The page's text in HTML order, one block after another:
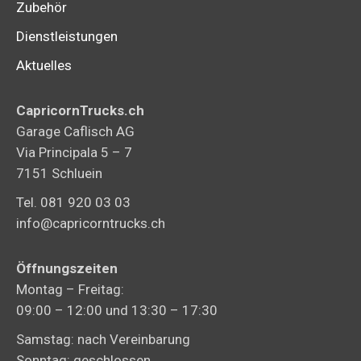
Zubehör
Dienstleistungen
Aktuelles
CapricornTrucks.ch
Garage Caflisch AG
Via Principala 5 – 7
7151 Schluein
Tel. 081 920 03 03
info@capricorntrucks.ch
Öffnungszeiten
Montag – Freitag:
09:00 – 12:00 und 13:30 – 17:30
Samstag: nach Vereinbarung